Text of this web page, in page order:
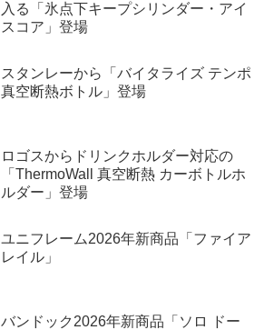
入る「氷点下キープシリンダー・アイ
スコア」登場
スタンレーから「バイタライズ テンポ
真空断熱ボトル」登場
ロゴスからドリンクホルダー対応の
「ThermoWall 真空断熱 カーボトルホ
ルダー」登場
ユニフレーム2026年新商品「ファイア
レイル」
バンドック2026年新商品「ソロ ドー